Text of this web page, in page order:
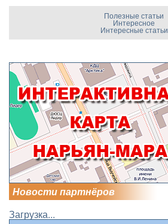
Полезные статьи
Интересное
Интересные статьи
Новости партнёров
Загрузка...